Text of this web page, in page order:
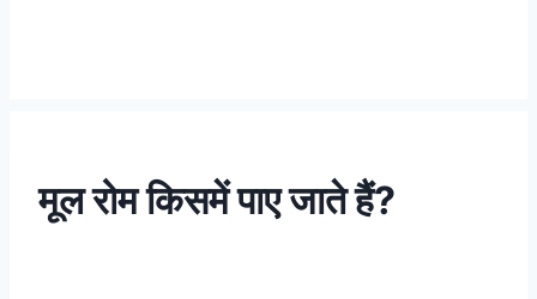
मूल रोम किसमें पाए जाते हैं?